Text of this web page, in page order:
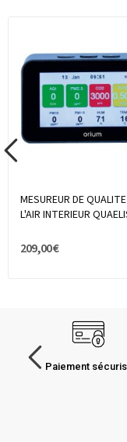
MESUREUR DE
L'AIR INTERIEUR
209,00 €
Paiement